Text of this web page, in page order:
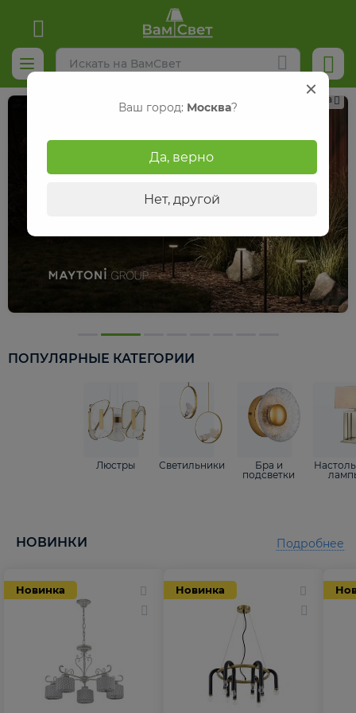
Реклама
ПОПУЛЯРНЫЕ КАТЕГОРИИ
Люстры Светильники
Бра и
подсветки
НОВИНКИ
Новинка Новинка
Подробнее
Ваш город: Москва?
Да, верно
Нет, другой